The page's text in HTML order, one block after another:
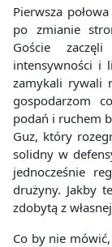
Pierwsza
po zmianie
Goście
intensywności i
zamykali rywali
gospodarzom
podań i ruchem
Guz, który
solidny w
jednocześnie
drużyny. Jakby
zdobytą z
Co by nie